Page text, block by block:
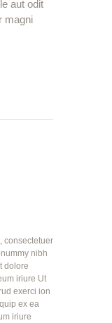
aut odit
magni
consectetuer
nibh
dolore
iriure Ut
exerci ion
ex ea
iriure